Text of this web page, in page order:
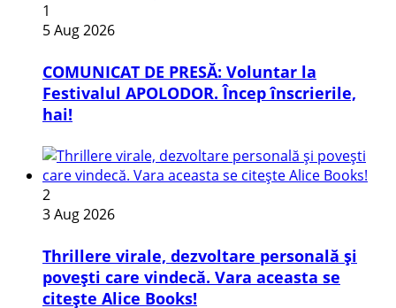
1
5 Aug 2026
COMUNICAT DE PRESĂ: Voluntar la
Festivalul APOLODOR. Încep înscrierile,
hai!
2
3 Aug 2026
Thrillere virale, dezvoltare personală și
povești care vindecă. Vara aceasta se
citește Alice Books!